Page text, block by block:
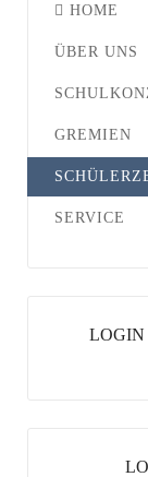
HOME
ÜBER UNS
GREMIEN
SERVICE
LOGIN